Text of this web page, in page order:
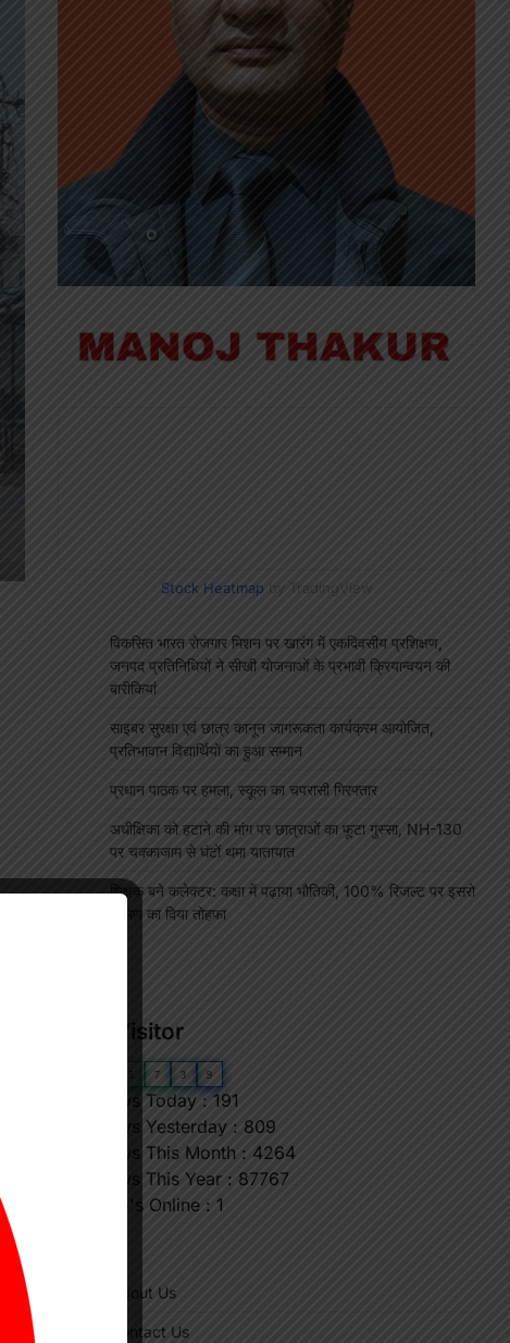
Stock Heatmap by TradingView
विकसित भारत रोजगार मिशन पर खारंग में एकदिवसीय प्रशिक्षण,
जनपद प्रतिनिधियों ने सीखी योजनाओं के प्रभावी क्रियान्वयन की
बारीकियां
साइबर सुरक्षा एवं छात्र कानून जागरूकता कार्यक्रम आयोजित,
प्रतिभावान विद्यार्थियों का हुआ सम्मान
प्रधान पाठक पर हमला, स्कूल का चपरासी गिरफ्तार
अधीक्षिका को हटाने की मांग पर छात्राओं का फूटा गुस्सा, NH-130
पर चक्काजाम से घंटों थमा यातायात
शिक्षक बने कलेक्टर: कक्षा में पढ़ाया भौतिकी, 100% रिजल्ट पर इसरो
भ्रमण का दिया तोहफा
Our Visitor
7 3 9
Views Today : 191
Views Yesterday : 809
Views This Month : 4264
Views This Year : 87767
Who's Online : 1
About Us
Contact Us